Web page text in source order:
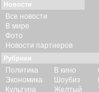
Новости
Все новости
В мире
Фото
Новости партнеров
Рубрики
Политика
Экономика
Культура
В кино
Шоубиз
Желтый